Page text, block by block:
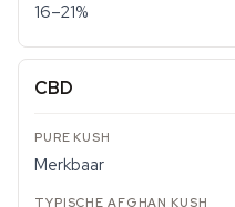
16–21%
CBD
Merkbaar